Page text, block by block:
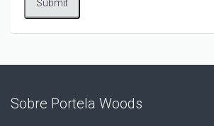
Sobre Portela Woods